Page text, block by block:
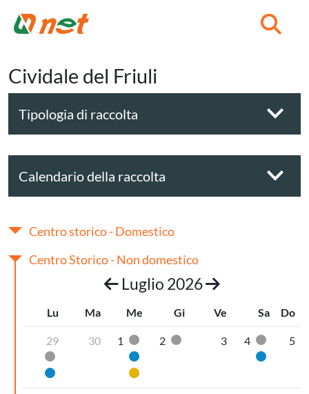
Cividale del Friuli
Tipologia di raccolta
Calendario della raccolta
Centro storico - Domestico
Centro Storico - Non domestico
Luglio 2026
Lu Ma Me Gi Ve Sa Do
29
Secco non riciclabile
Carta
30 1
Secco non riciclabile
Carta
Plastica
2 Secco non riciclabile
3 4
Secco
Carta
5